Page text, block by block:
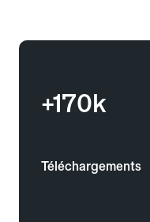
+170k
Téléchargements